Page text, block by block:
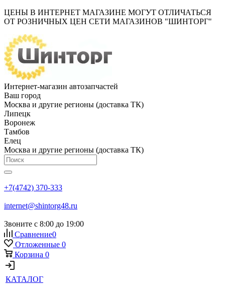
ЦЕНЫ В ИНТЕРНЕТ МАГАЗИНЕ МОГУТ ОТЛИЧАТЬСЯ
ОТ РОЗНИЧНЫХ ЦЕН СЕТИ МАГАЗИНОВ "ШИНТОРГ"
Интернет-магазин автозапчастей
Ваш город
Москва и другие регионы (доставка ТК)
Липецк
Воронеж
Тамбов
Елец
Москва и другие регионы (доставка ТК)
+7(4742) 370-333
internet@shintorg48.ru
Звоните с 8:00 до 19:00
Сравнение0
Отложенные 0
Корзина 0
КАТАЛОГ